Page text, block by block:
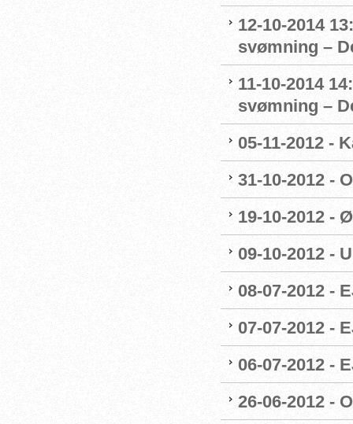
12-10-2014
svømning –
11-10-2014
svømning –
05-11-2012 -
31-10-2012 -
19-10-2012 -
09-10-2012 -
08-07-2012 -
07-07-2012 -
06-07-2012 -
26-06-2012 -